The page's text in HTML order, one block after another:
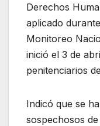
Derechos
aplicado
Monitoreo
inició el 3 de
penitenciarios
Indicó que se
sospechosos